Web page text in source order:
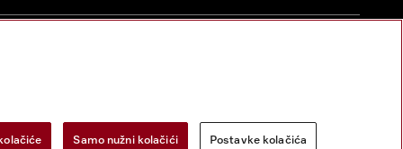
Samo nužni kolačići Postavke kolačića